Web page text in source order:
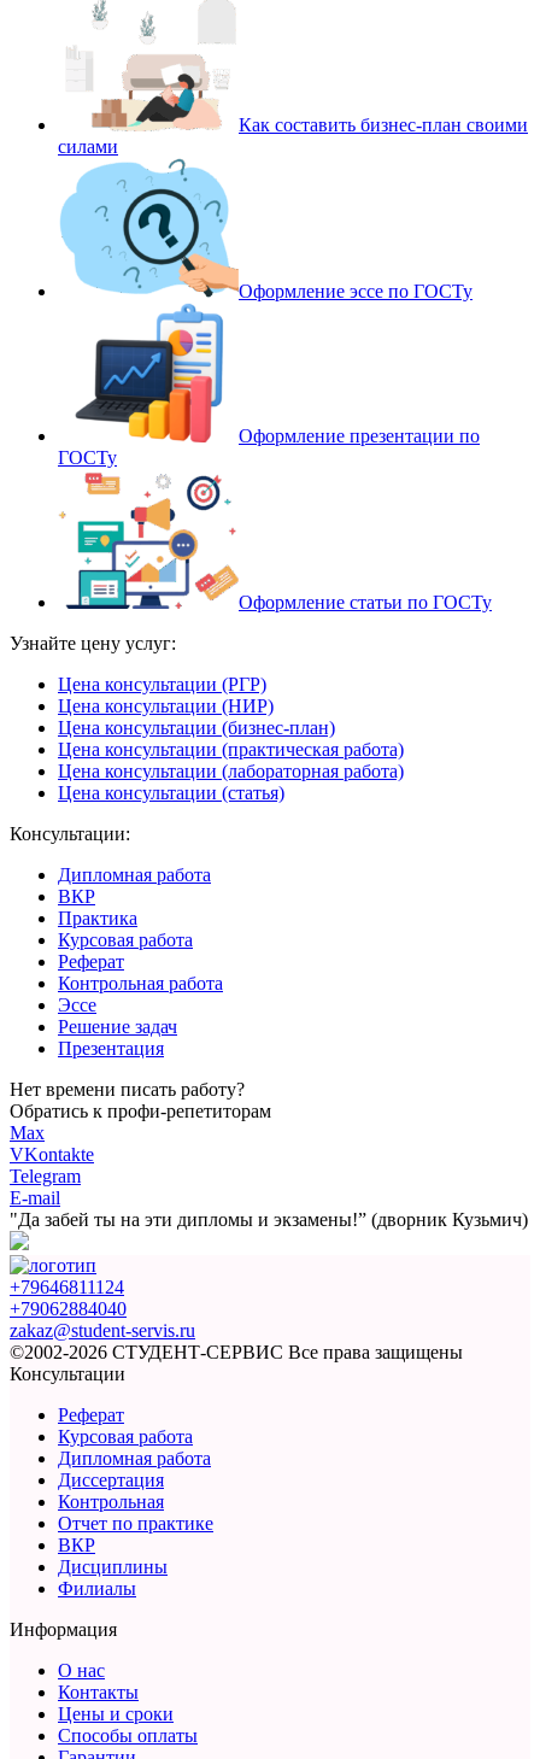
Как составить бизнес-план своими
силами
Оформление эссе по ГОСТу
Оформление презентации по
ГОСТу
Оформление статьи по ГОСТу
Узнайте цену услуг:
Цена консультации (РГР)
Цена консультации (НИР)
Цена консультации (бизнес-план)
Цена консультации (практическая работа)
Цена консультации (лабораторная работа)
Цена консультации (статья)
Консультации:
Дипломная работа
ВКР
Практика
Курсовая работа
Реферат
Контрольная работа
Эссе
Решение задач
Презентация
Нет времени писать работу?
Обратись к профи-репетиторам
Max
VKontakte
Telegram
E-mail
"Да забей ты на эти дипломы и экзамены!” (дворник Кузьмич)
+79646811124
+79062884040
zakaz@student-servis.ru
©2002-2026 СТУДЕНТ-СЕРВИС Все права защищены
Консультации
Реферат
Курсовая работа
Дипломная работа
Диссертация
Контрольная
Отчет по практике
ВКР
Дисциплины
Филиалы
Информация
О нас
Контакты
Цены и сроки
Способы оплаты